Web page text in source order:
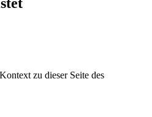
zu dieser Seite des